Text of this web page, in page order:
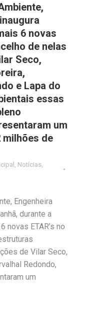
6 novas
de nelas
Seco,
e Lapa do
essas
um
de
Notícias
Engenheira
durante a
novas ETAR’s no
de Vilar Seco,
Redondo,
um